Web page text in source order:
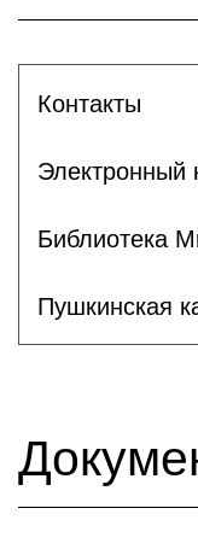
Контакты
Электронный
Библиотека
Пушкинская